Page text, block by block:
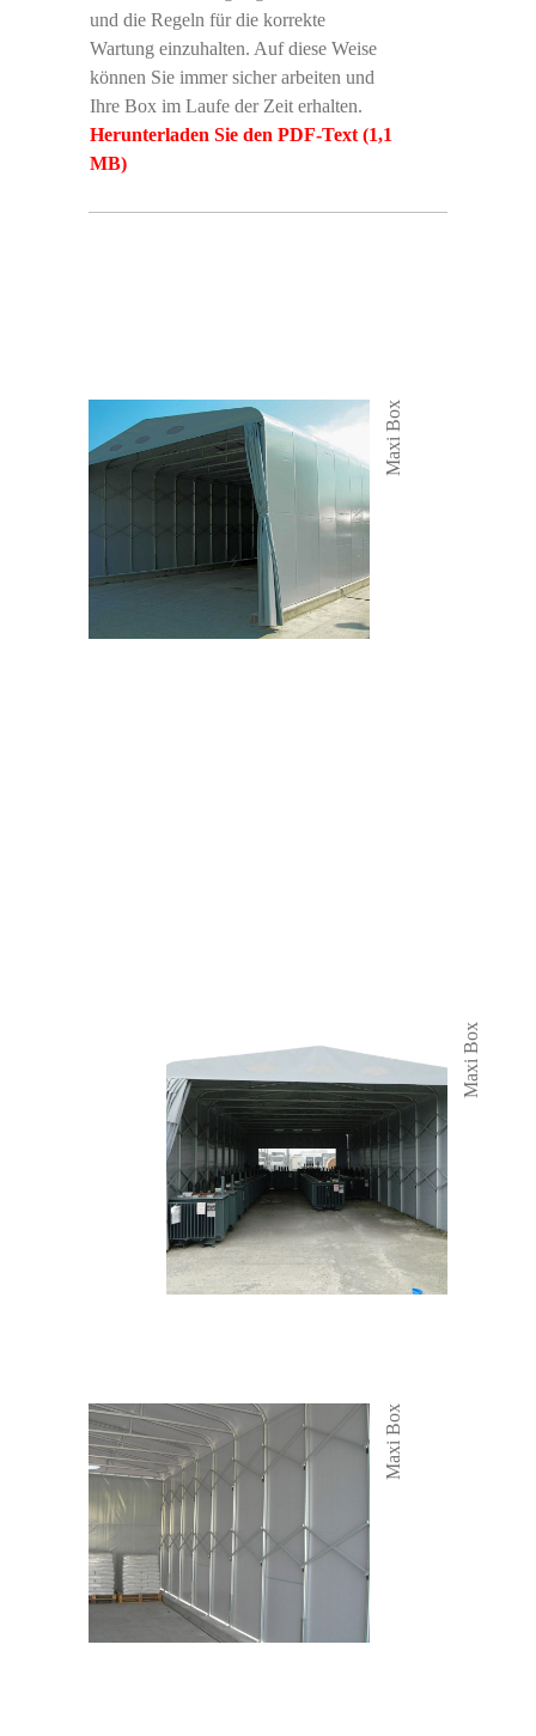
und die Regeln für die korrekte
Wartung einzuhalten. Auf diese Weise
können Sie immer sicher arbeiten und
Ihre Box im Laufe der Zeit erhalten.
Herunterladen Sie den PDF-Text (1,1
MB)
Maxi Box
Maxi Box
Maxi Box